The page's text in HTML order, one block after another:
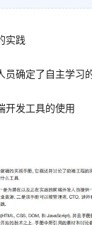
实践
员确定了自主学习
开发工具的使用